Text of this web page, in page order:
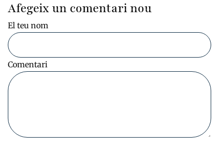
Afegeix un comentari nou
El teu nom
Comentari